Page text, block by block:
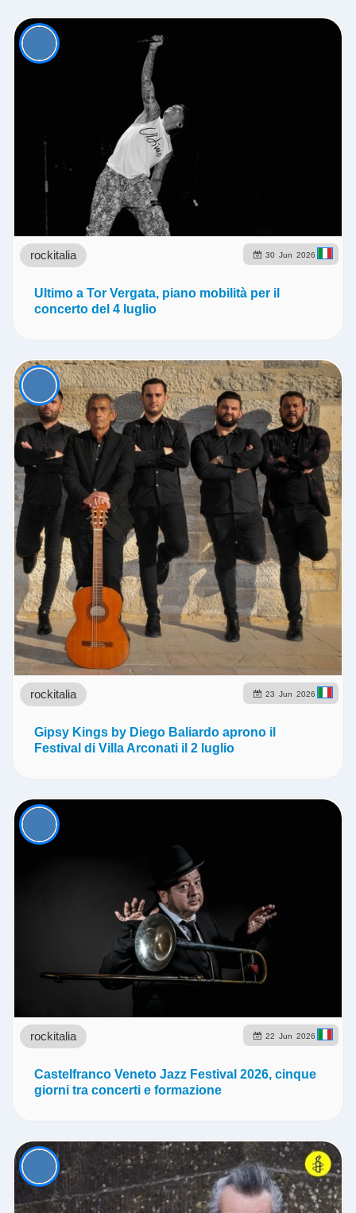
30 Jun 2026
rockitalia
Ultimo a Tor Vergata, piano mobilità per il
concerto del 4 luglio
23 Jun 2026
rockitalia
Gipsy Kings by Diego Baliardo aprono il
Festival di Villa Arconati il 2 luglio
22 Jun 2026
rockitalia
Castelfranco Veneto Jazz Festival 2026, cinque
giorni tra concerti e formazione